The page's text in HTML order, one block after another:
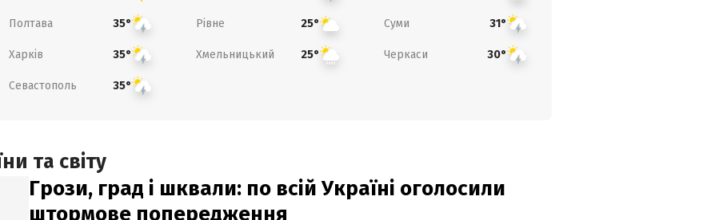
Полтава 35° Рівне 25° Суми 31°
Харків 35° Хмельницький 25° Черкаси 30°
Севастополь 35°
та світу
Грози, град і шквали: по всій Україні оголосили
штормове попередження